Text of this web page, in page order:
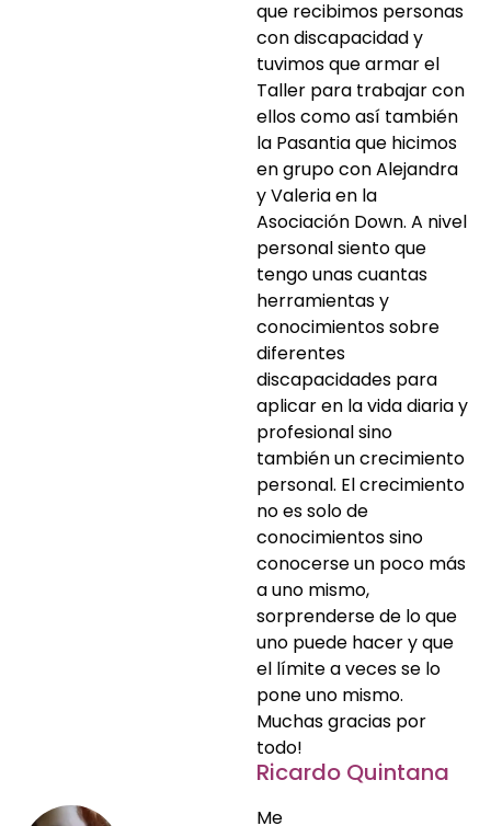
que recibimos personas
con discapacidad y
tuvimos que armar el
Taller para trabajar con
ellos como así también
la Pasantia que hicimos
en grupo con Alejandra
y Valeria en la
Asociación Down. A nivel
personal siento que
tengo unas cuantas
herramientas y
conocimientos sobre
diferentes
discapacidades para
aplicar en la vida diaria y
profesional sino
también un crecimiento
personal. El crecimiento
no es solo de
conocimientos sino
conocerse un poco más
a uno mismo,
sorprenderse de lo que
uno puede hacer y que
el límite a veces se lo
pone uno mismo.
Muchas gracias por
todo!
Ricardo Quintana
Me